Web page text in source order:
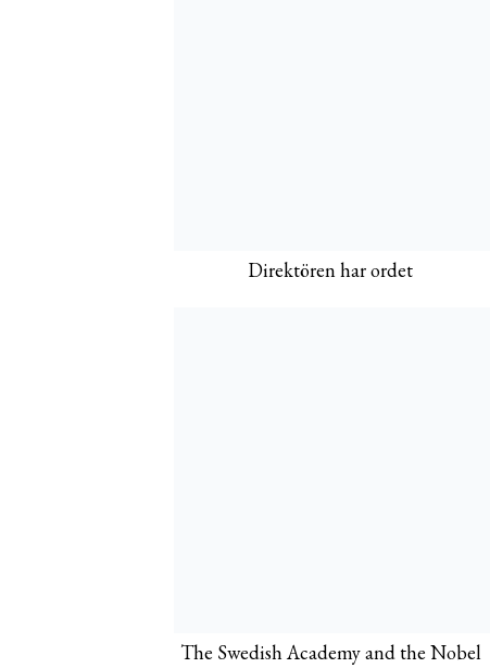
Direktören har ordet
The Swedish Academy and the Nobel